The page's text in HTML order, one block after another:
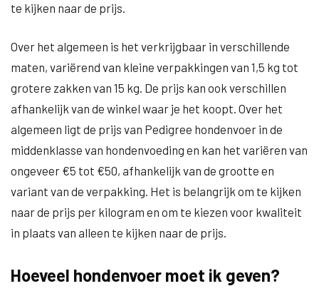
te kijken naar de prijs.
Over het algemeen is het verkrijgbaar in verschillende
maten, variërend van kleine verpakkingen van 1,5 kg tot
grotere zakken van 15 kg. De prijs kan ook verschillen
afhankelijk van de winkel waar je het koopt. Over het
algemeen ligt de prijs van Pedigree hondenvoer in de
middenklasse van hondenvoeding en kan het variëren van
ongeveer €5 tot €50, afhankelijk van de grootte en
variant van de verpakking. Het is belangrijk om te kijken
naar de prijs per kilogram en om te kiezen voor kwaliteit
in plaats van alleen te kijken naar de prijs.
Hoeveel hondenvoer moet ik geven?